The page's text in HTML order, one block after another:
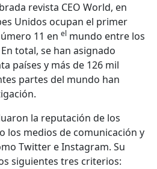
revista CEO World, en
Unidos ocupan el primer
11 en el mundo entre los
total, se han asignado
países y más de 126 mil
partes del mundo han
la reputación de los
los medios de comunicación y
Twitter e Instagram. Su
siguientes tres criterios: